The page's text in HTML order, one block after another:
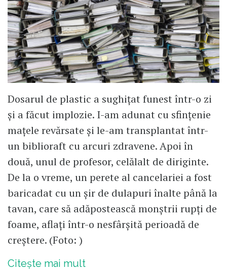
Dosarul de plastic a sughițat funest într-o zi
și a făcut implozie. I-am adunat cu sfințenie
mațele revărsate și le-am transplantat într-
un biblioraft cu arcuri zdravene. Apoi în
două, unul de profesor, celălalt de diriginte.
De la o vreme, un perete al cancelariei a fost
baricadat cu un șir de dulapuri înalte până la
tavan, care să adăpostească monștrii rupți de
foame, aflați într-o nesfârșită perioadă de
creștere. (Foto: )
Citește mai mult